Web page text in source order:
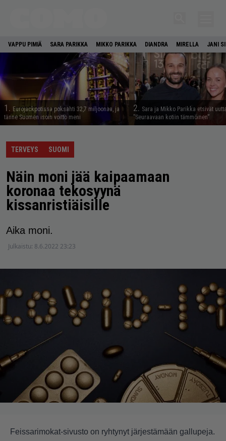
VAPPU PIMIÄ SARA PARIKKA MIKKO PARIKKA DIANDRA MIRELLA JANI
1. Eurojackpotissa poksahti 32,7 miljoonaa, ja
tänne Suomen isoin voitto meni
2. Sara ja Mikko Parikka etsivät
”Seuraavaan kotiin tämmöinen”
TERVEYS SUOMI
Näin moni jää kaipaamaan
koronaa tekosyynä
kissanristiäisille
Aika moni.
Julkaistu: 8.6.2022 23:23
Feissarimokat-sivusto on ryhtynyt järjestämään gallupeja.